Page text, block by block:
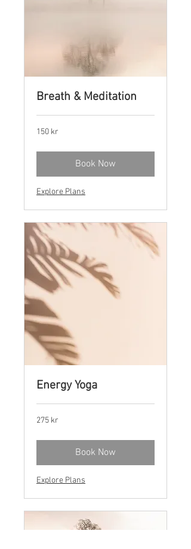
Breath & Meditation
150
norske
150 kr
Book Now
Explore Plans
Energy Yoga
275
norske
275 kr
Book Now
Explore Plans